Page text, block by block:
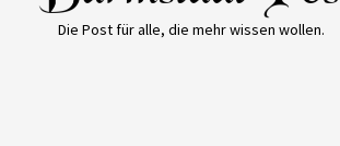
Die Post für alle, die mehr wissen wollen.